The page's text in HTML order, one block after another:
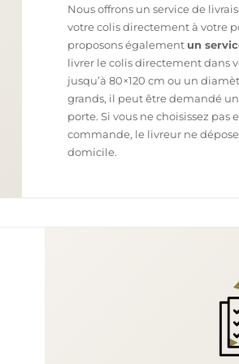
Nous offrons un service de
votre colis directement à votre
proposons également un
livrer le colis directement dans
jusqu’à 80×120 cm ou un
grands, il peut être demandé
porte. Si vous ne choisissez pas
commande, le livreur ne
domicile.